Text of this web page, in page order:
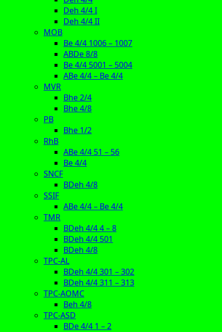
Deh 4/4 I
Deh 4/4 II
MOB
Be 4/4 1006 – 1007
ABDe 8/8
Be 4/4 5001 – 5004
ABe 4/4 – Be 4/4
MVR
Bhe 2/4
Bhe 4/8
PB
Bhe 1/2
RhB
ABe 4/4 51 – 56
Be 4/4
SNCF
BDeh 4/8
SSIF
ABe 4/4 – Be 4/4
TMR
BDeh 4/4 4 – 8
BDeh 4/4 501
BDeh 4/8
TPC-AL
BDeh 4/4 301 – 302
BDeh 4/4 311 – 313
TPC-AOMC
Beh 4/8
TPC-ASD
BDe 4/4 1 – 2